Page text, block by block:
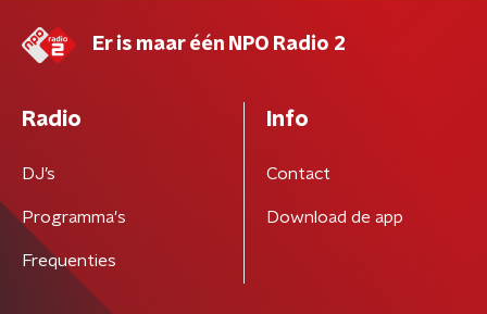
Er is maar één NPO Radio 2
Radio
DJ’s
Programma's
Frequenties
Info
Contact
Download de app